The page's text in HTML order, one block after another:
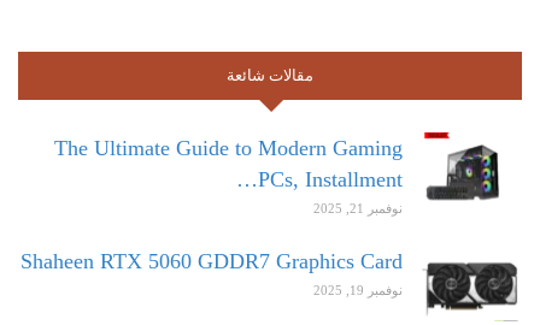
مقالات شائعة
The Ultimate Guide to Modern Gaming
PCs, Installment…
نوفمبر 21, 2025
Shaheen RTX 5060 GDDR7 Graphics Card
نوفمبر 19, 2025